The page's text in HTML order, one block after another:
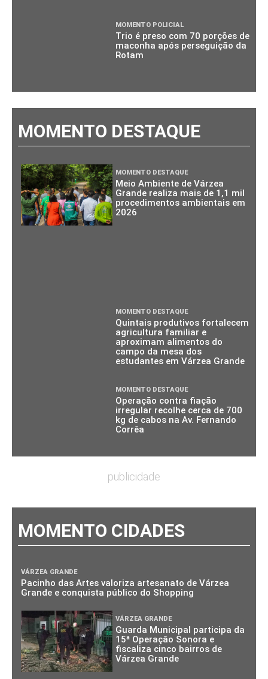
MOMENTO POLICIAL
Trio é preso com 70 porções de
maconha após perseguição da
Rotam
MOMENTO DESTAQUE
MOMENTO DESTAQUE
Meio Ambiente de Várzea
Grande realiza mais de 1,1 mil
procedimentos ambientais em
2026
MOMENTO DESTAQUE
Quintais produtivos fortalecem
agricultura familiar e
aproximam alimentos do
campo da mesa dos
estudantes em Várzea Grande
MOMENTO DESTAQUE
Operação contra fiação
irregular recolhe cerca de 700
kg de cabos na Av. Fernando
Corrêa
publicidade
MOMENTO CIDADES
VÁRZEA GRANDE
Pacinho das Artes valoriza artesanato de Várzea
Grande e conquista público do Shopping
VÁRZEA GRANDE
Guarda Municipal participa da
15ª Operação Sonora e
fiscaliza cinco bairros de
Várzea Grande